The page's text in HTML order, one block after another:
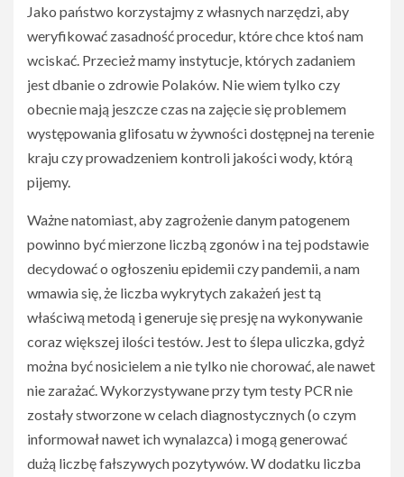
Jako państwo korzystajmy z własnych narzędzi, aby
weryfikować zasadność procedur, które chce ktoś nam
wciskać. Przecież mamy instytucje, których zadaniem
jest dbanie o zdrowie Polaków. Nie wiem tylko czy
obecnie mają jeszcze czas na zajęcie się problemem
występowania glifosatu w żywności dostępnej na terenie
kraju czy prowadzeniem kontroli jakości wody, którą
pijemy.
Ważne natomiast, aby zagrożenie danym patogenem
powinno być mierzone liczbą zgonów i na tej podstawie
decydować o ogłoszeniu epidemii czy pandemii, a nam
wmawia się, że liczba wykrytych zakażeń jest tą
właściwą metodą i generuje się presję na wykonywanie
coraz większej ilości testów. Jest to ślepa uliczka, gdyż
można być nosicielem a nie tylko nie chorować, ale nawet
nie zarażać. Wykorzystywane przy tym testy PCR nie
zostały stworzone w celach diagnostycznych (o czym
informował nawet ich wynalazca) i mogą generować
dużą liczbę fałszywych pozytywów. W dodatku liczba